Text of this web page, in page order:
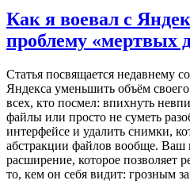
Как я воевал с
проблему «мертвых
Статья посвящается недавнему
Яндекса уменьшить объём
всех, кто посмел: впихнуть
файлы или просто не суметь
интерфейсе и удалить снимки,
абстракции файлов вообще. Ваш
расширение, которое позволяет
то, кем он себя видит: грозным